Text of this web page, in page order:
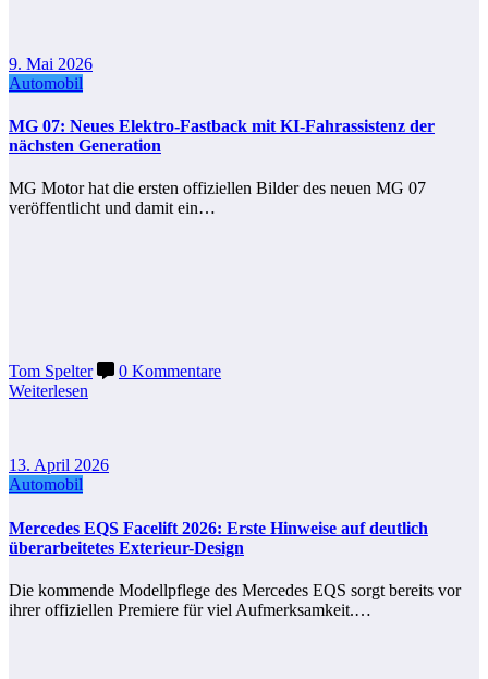
9. Mai 2026
Automobil
MG 07: Neues Elektro-Fastback mit KI-Fahrassistenz der
nächsten Generation
MG Motor hat die ersten offiziellen Bilder des neuen MG 07
veröffentlicht und damit ein…
Tom Spelter
0 Kommentare
Weiterlesen
13. April 2026
Automobil
Mercedes EQS Facelift 2026: Erste Hinweise auf deutlich
überarbeitetes Exterieur-Design
Die kommende Modellpflege des Mercedes EQS sorgt bereits vor
ihrer offiziellen Premiere für viel Aufmerksamkeit.…